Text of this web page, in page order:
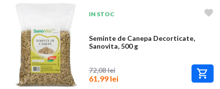
IN STOC
Seminte de Canepa Decorticate,
Sanovita, 500 g
72,08 lei
61,99 lei